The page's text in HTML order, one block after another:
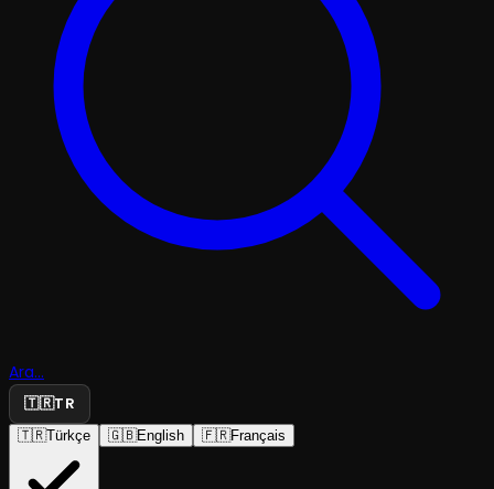
Ara...
🇹🇷TR
🇹🇷Türkçe 🇬🇧English 🇫🇷Français